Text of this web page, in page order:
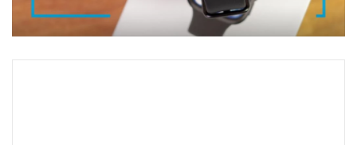
ต่างประเทศ
• Special Scoop